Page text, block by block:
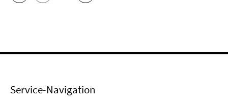
Service-Navigation